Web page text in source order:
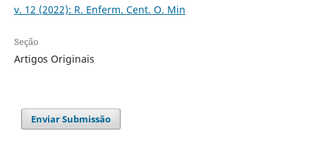
v. 12 (2022): R. Enferm. Cent. O. Min
Seção
Artigos Originais
Enviar Submissão